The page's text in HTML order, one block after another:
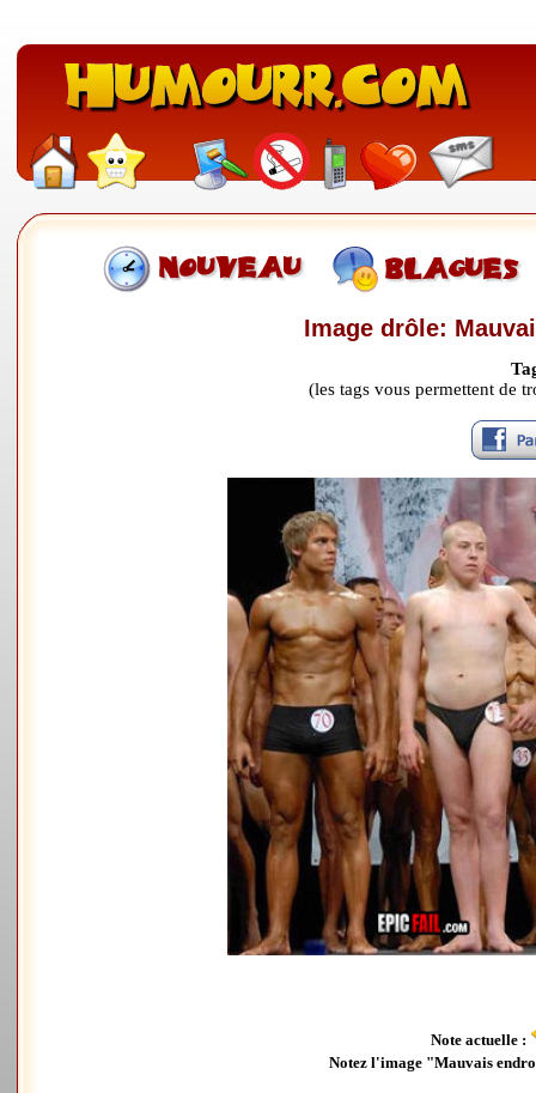
Image drôle:
(les tags vous permettent de
Note actuelle :
Notez l'image "Mauvais